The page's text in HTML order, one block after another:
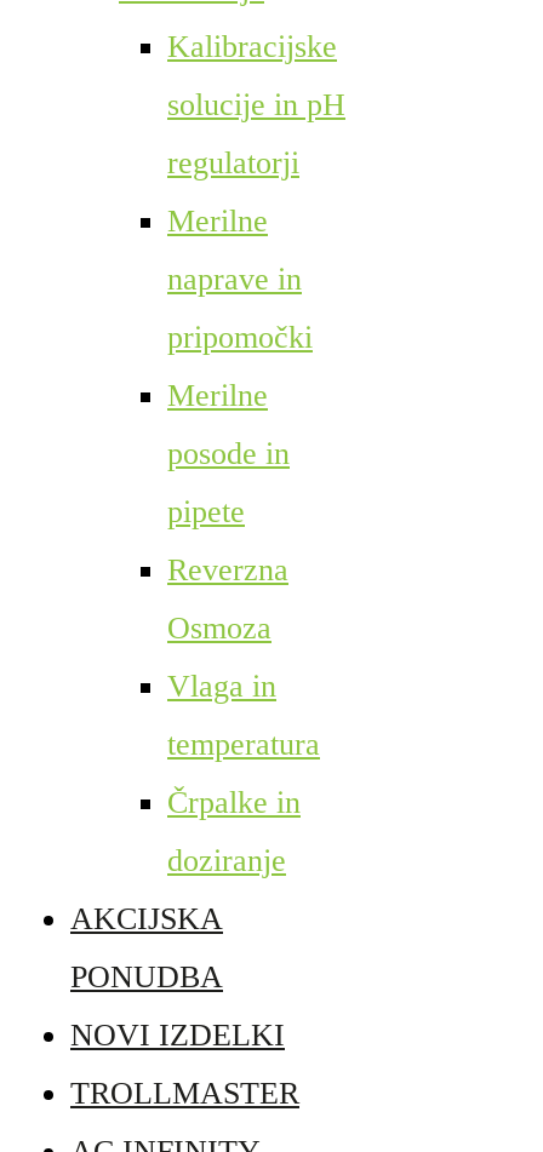
Kalibracijske
solucije in pH
regulatorji
Merilne
naprave in
pripomočki
Merilne
posode in
pipete
Reverzna
Osmoza
Vlaga in
temperatura
Črpalke in
doziranje
AKCIJSKA
PONUDBA
NOVI IZDELKI
TROLLMASTER